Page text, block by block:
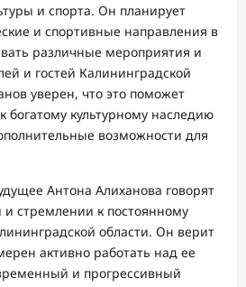
и спорта. Он планирует
и спортивные направления в
различные мероприятия и
и гостей Калининградской
уверен, что это поможет
богатому культурному наследию
возможности для
Антона Алиханова говорят
и стремлении к постоянному
области. Он верит
активно работать над ее
и прогрессивный